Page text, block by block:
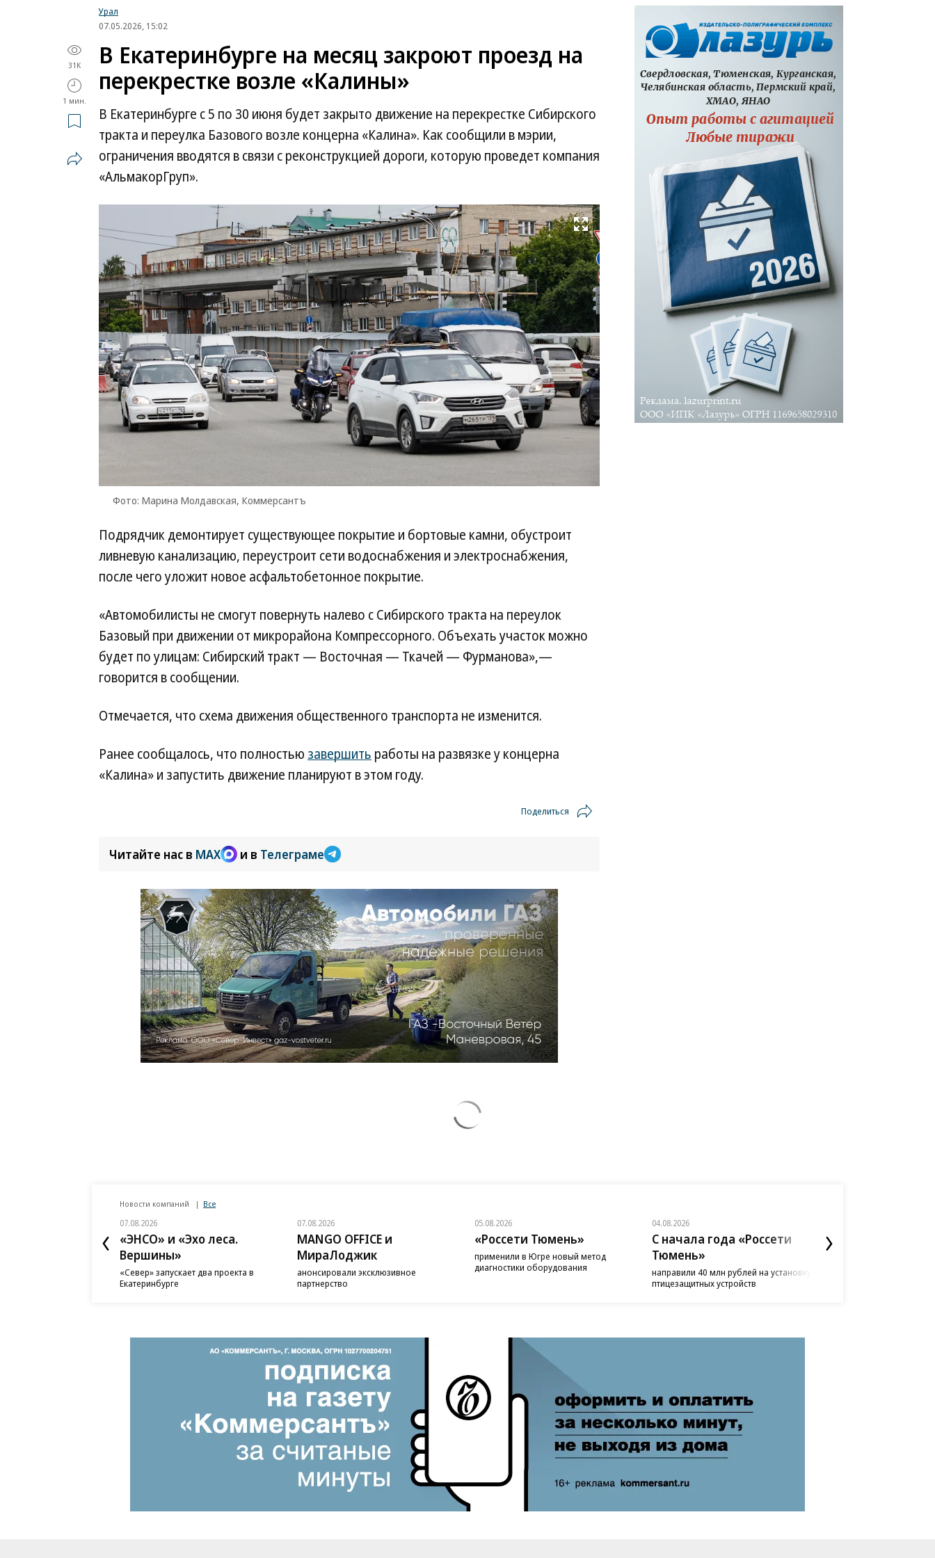
Урал
07.05.2026, 15:02
31K
1 мин.
В Екатеринбурге на месяц закроют проезд на
перекрестке возле «Калины»
В Екатеринбурге с 5 по 30 июня будет закрыто движение на перекрестке Сибирского
тракта и переулка Базового возле концерна «Калина». Как сообщили в мэрии,
ограничения вводятся в связи с реконструкцией дороги, которую проведет компания
«АльмакорГруп».
Развернуть на весь экран
Фото: Марина Молдавская, Коммерсантъ
Молдавская,
Коммерсантъ
Подрядчик демонтирует существующее покрытие и бортовые камни, обустроит
ливневую канализацию, переустроит сети водоснабжения и электроснабжения,
после чего уложит новое асфальтобетонное покрытие.
«Автомобилисты не смогут повернуть налево с Сибирского тракта на переулок
Базовый при движении от микрорайона Компрессорного. Объехать участок можно
будет по улицам: Сибирский тракт — Восточная — Ткачей — Фурманова»,—
говорится в сообщении.
Отмечается, что схема движения общественного транспорта не изменится.
Ранее сообщалось, что полностью завершить работы на развязке у концерна
«Калина» и запустить движение планируют в этом году.
Поделиться
Читайте нас в MAX и в Телеграме
Новости компаний Все
07.08.2026
«ЭНСО» и «Эхо леса.
Вершины»
«Север» запускает два проекта в
Екатеринбурге
07.08.2026
MANGO OFFICE и
МираЛоджик
анонсировали эксклюзивное
партнерство
05.08.2026
«Россети Тюмень»
применили в Югре новый метод
диагностики оборудования
04.08.2026
С начала года «Россети
Тюмень»
направили 40 млн рублей на установку
птицезащитных устройств
«Россети